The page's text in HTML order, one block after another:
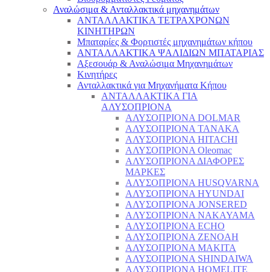
Αναλώσιμα & Ανταλλακτικά μηχανημάτων
ΑΝΤΑΛΛΑΚΤΙΚΑ ΤΕΤΡΑΧΡΟΝΩΝ
ΚΙΝΗΤΗΡΩΝ
Μπαταρίες & Φορτιστές μηχανημάτων κήπου
ΑΝΤΑΛΛΑΚΤΙΚΑ ΨΑΛΙΔΙΩΝ ΜΠΑΤΑΡΙAΣ
Αξεσουάρ & Αναλώσιμα Μηχανημάτων
Κινητήρες
Ανταλλακτικά για Μηχανήματα Κήπου
ΑΝΤΑΛΛΑΚΤΙΚΑ ΓΙΑ
ΑΛΥΣΟΠΡΙΟΝΑ
ΑΛΥΣΟΠΡΙΟΝΑ DOLMAR
ΑΛΥΣΟΠΡΙΟΝΑ TANAKA
ΑΛΥΣΟΠΡΙΟΝΑ HITACHI
ΑΛΥΣΟΠΡΙΟΝΑ Oleomac
ΑΛΥΣΟΠΡΙΟΝΑ ΔΙΑΦΟΡΕΣ
ΜΑΡΚΕΣ
ΑΛΥΣΟΠΡΙΟΝΑ HUSQVARNA
ΑΛΥΣΟΠΡΙΟΝΑ HYUNDAI
ΑΛΥΣΟΠΡΙΟΝΑ JONSERED
ΑΛΥΣΟΠΡΙΟΝΑ NAKAYAMA
ΑΛΥΣΟΠΡΙΟΝΑ ECHO
ΑΛΥΣΟΠΡΙΟΝΑ ZENOAH
ΑΛΥΣΟΠΡΙΟΝΑ MAKITA
ΑΛΥΣΟΠΡΙΟΝΑ SHINDAIWA
ΑΛΥΣΟΠΡΙΟΝΑ HOMELITE